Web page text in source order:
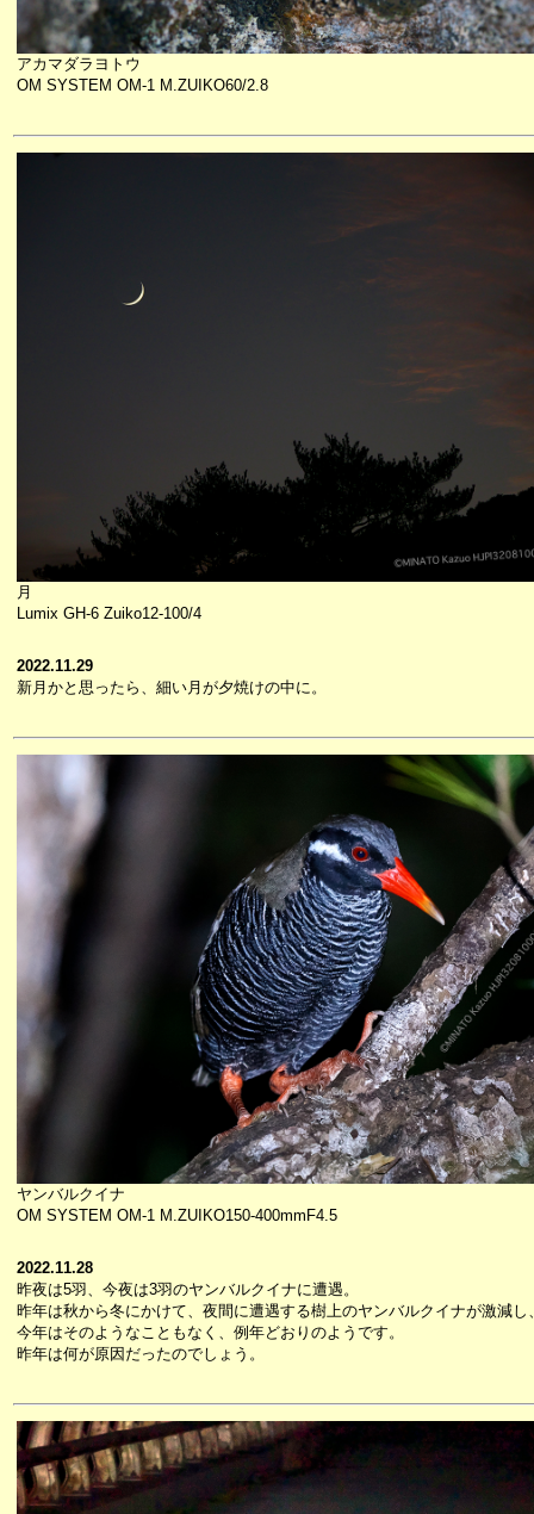
アカマダラヨトウ
OM SYSTEM OM-1 M.ZUIKO60/2.8
月
Lumix GH-6 Zuiko12-100/4
2022.11.29
新月かと思ったら、細い月が夕焼けの中に。
ヤンバルクイナ
OM SYSTEM OM-1 M.ZUIKO150-400mmF4.5
2022.11.28
昨夜は5羽、今夜は3羽のヤンバルクイナに遭遇。
昨年は秋から冬にかけて、夜間に遭遇する樹上のヤンバルクイナが激減し
今年はそのようなこともなく、例年どおりのようです。
昨年は何が原因だったのでしょう。